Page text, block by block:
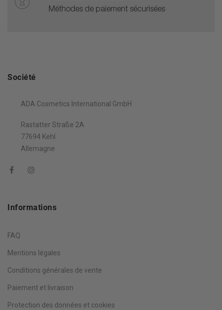
Méthodes de paiement sécurisées
Société
ADA Cosmetics International GmbH
Rastatter Straße 2A
77694 Kehl
Allemagne
Informations
FAQ
Mentions légales
Conditions générales de vente
Paiement et livraison
Protection des données et cookies